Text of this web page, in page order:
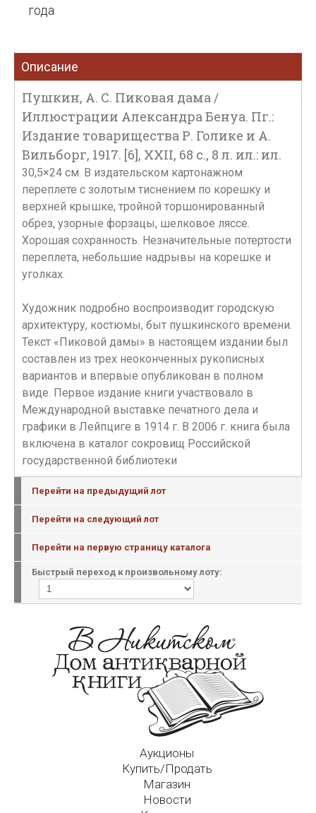
года
Описание
Пушкин, А. С. Пиковая дама /
Иллюстрации Александра Бенуа. Пг.:
Издание товарищества Р. Голике и А.
Вильборг, 1917. [6], XXII, 68 с., 8 л. ил.: ил.
30,5×24 см. В издательском картонажном
переплете с золотым тиснением по корешку и
верхней крышке, тройной торшонированный
обрез, узорные форзацы, шелковое ляссе.
Хорошая сохранность. Незначительные потертости
переплета, небольшие надрывы на корешке и
уголках.
Художник подробно воспроизводит городскую
архитектуру, костюмы, быт пушкинского времени.
Текст «Пиковой дамы» в настоящем издании был
составлен из трех неоконченных рукописных
вариантов и впервые опубликован в полном
виде. Первое издание книги участвовало в
Международной выставке печатного дела и
графики в Лейпциге в 1914 г. В 2006 г. книга была
включена в каталог сокровищ Российской
государственной библиотеки
Перейти на предыдущий лот
Перейти на следующий лот
Перейти на первую страницу каталога
Быстрый переход к произвольному лоту:
Аукционы
Купить/Продать
Магазин
Новости